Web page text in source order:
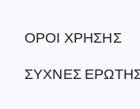
ΟΡΟΙ ΧΡΗΣΗΣ
ΣΥΧΝΕΣ